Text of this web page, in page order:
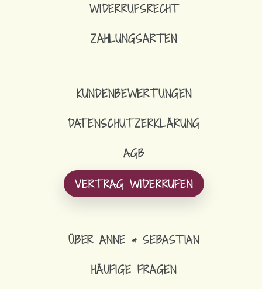
WIDERRUFSRECHT
ZAHLUNGSARTEN
KUNDENBEWERTUNGEN
DATENSCHUTZERKLÄRUNG
AGB
VERTRAG WIDERRUFEN
ÜBER ANNE & SEBASTIAN
HÄUFIGE FRAGEN